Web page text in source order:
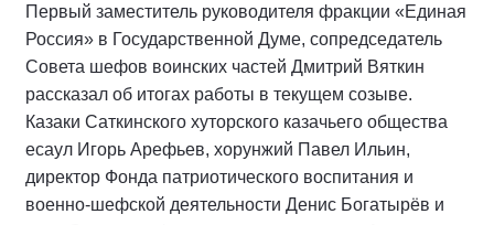
Первый заместитель руководителя фракции «Единая
Россия» в Государственной Думе, сопредседатель
Совета шефов воинских частей Дмитрий Вяткин
рассказал об итогах работы в текущем созыве.
Казаки Саткинского хуторского казачьего общества
есаул Игорь Арефьев, хорунжий Павел Ильин,
директор Фонда патриотического воспитания и
военно-шефской деятельности Денис Богатырёв и